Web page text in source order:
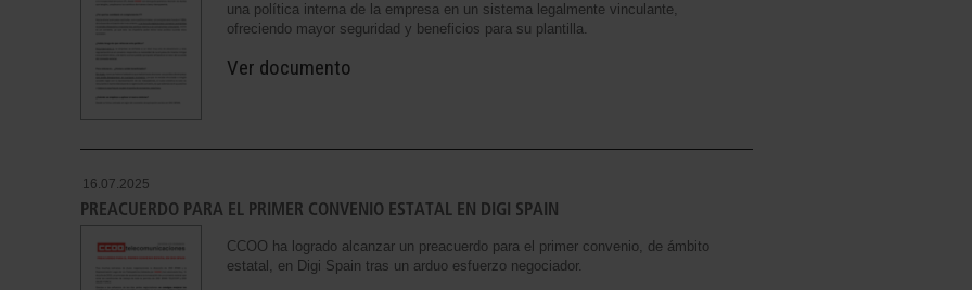
una política interna de la empresa en un sistema legalmente vinculante,
ofreciendo mayor seguridad y beneficios para su plantilla.
Ver documento
16.07.2025
PREACUERDO PARA EL PRIMER CONVENIO ESTATAL EN DIGI SPAIN
CCOO ha logrado alcanzar un preacuerdo para el primer convenio, de ámbito
estatal, en Digi Spain tras un arduo esfuerzo negociador.